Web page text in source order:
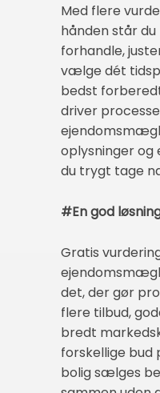
Med flere
hånden står
forhandle,
vælge dét
bedst
driver
oplysninger og
du trygt tage
#En god
Gratis
det, der gør
flere tilbud,
bredt
forskellige bud
bolig sælges